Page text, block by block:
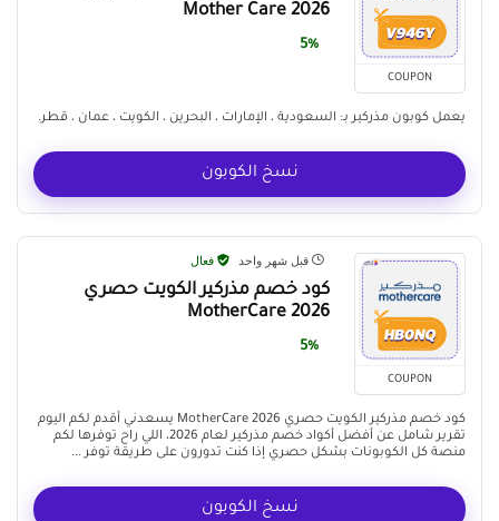
COUPON
Mother Care 2026
5%
يعمل كوبون مذركير بـ: السعودية ، الإمارات ، البحرين ، الكويت ، عمان ، قطر.
نسخ الكوبون
COUPON
قبل شهر واحد فعال
كود خصم مذركير الكويت حصري
MotherCare 2026
5%
كود خصم مذركير الكويت حصري MotherCare 2026 يسعدني أقدم لكم اليوم
تقرير شامل عن أفضل أكواد خصم مذركير لعام 2026، اللي راح توفرها لكم
منصة كل الكوبونات بشكل حصري إذا كنت تدورون على طريقة توفر ...
نسخ الكوبون